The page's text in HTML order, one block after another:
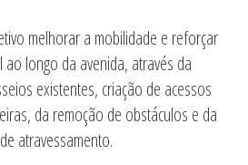
melhorar a mobilidade e reforçar
longo da avenida, através da
existentes, criação de acessos
da remoção de obstáculos e da
atravessamento.